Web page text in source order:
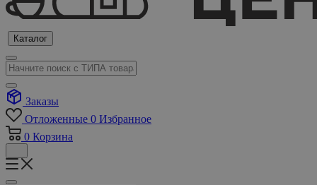
Каталог
Заказы
Отложенные 0 Избранное
0 Корзина